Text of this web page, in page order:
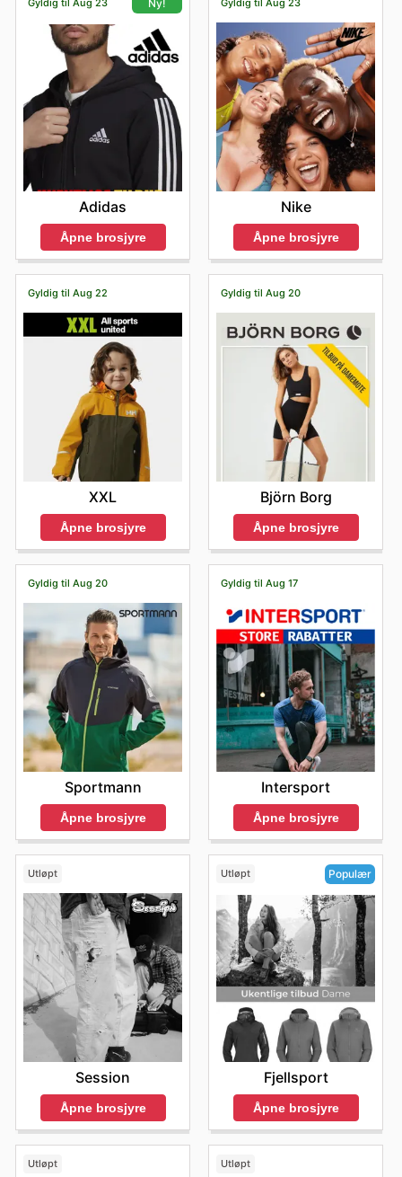
Gyldig til Aug 23 Ny!
Adidas
Åpne brosjyre
Gyldig til Aug 23
Nike
Åpne brosjyre
Gyldig til Aug 22
XXL
Åpne brosjyre
Gyldig til Aug 20
Björn Borg
Åpne brosjyre
Gyldig til Aug 20
Sportmann
Åpne brosjyre
Gyldig til Aug 17
Intersport
Åpne brosjyre
Utløpt
Session
Åpne brosjyre
Utløpt Populær
Fjellsport
Åpne brosjyre
Utløpt Utløpt